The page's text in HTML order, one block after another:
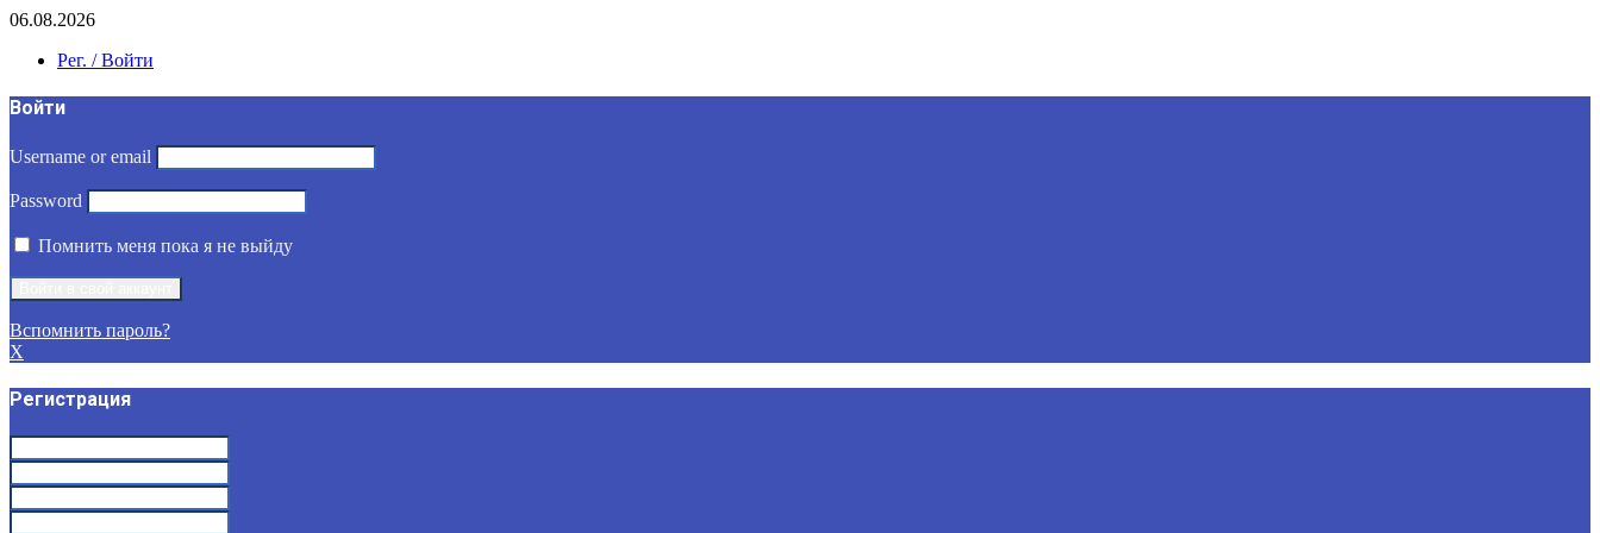
06.08.2026
Рег. / Войти
Войти
Username or email
Password
Помнить меня пока я не выйду
Вспомнить пароль?
X
Регистрация